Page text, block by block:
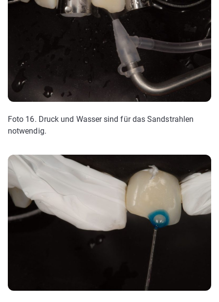
Foto 16. Druck und Wasser sind für das Sandstrahlen
notwendig.